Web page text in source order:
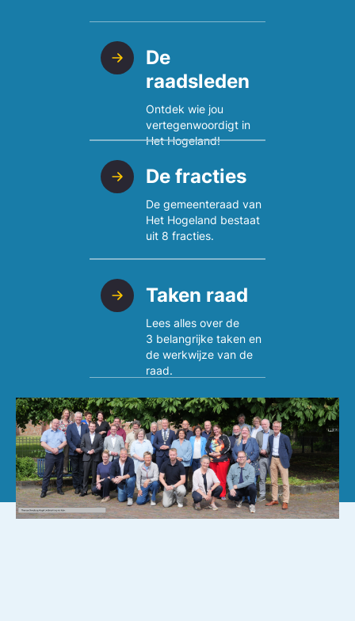
De
raadsleden
Ontdek wie jou
vertegenwoordigt in
Het Hogeland!
De fracties
De gemeente­raad van
Het Hogeland bestaat
uit 8 fracties.
Taken raad
Lees alles over de
3 belangrijke taken en
de werkwijze van de
raad.